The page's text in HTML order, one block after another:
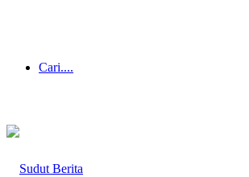
Cari....